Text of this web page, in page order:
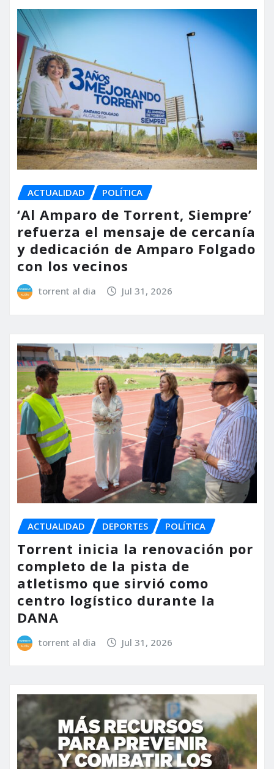
ACTUALIDAD POLÍTICA
‘Al Amparo de Torrent, Siempre’
refuerza el mensaje de cercanía
y dedicación de Amparo Folgado
con los vecinos
torrent al dia Jul 31, 2026
ACTUALIDAD DEPORTES POLÍTICA
Torrent inicia la renovación por
completo de la pista de
atletismo que sirvió como
centro logístico durante la
DANA
torrent al dia Jul 31, 2026